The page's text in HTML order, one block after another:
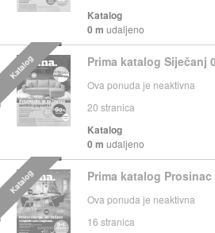
Katalog
0 m udaljeno
Prima katalog Siječanj
Ova ponuda je neaktivna
20 stranica
Katalog
0 m udaljeno
Katalog
Prima katalog Prosinac
Ova ponuda je neaktivna
16 stranica
Katalog